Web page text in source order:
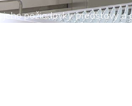
požiadavky, predstavy